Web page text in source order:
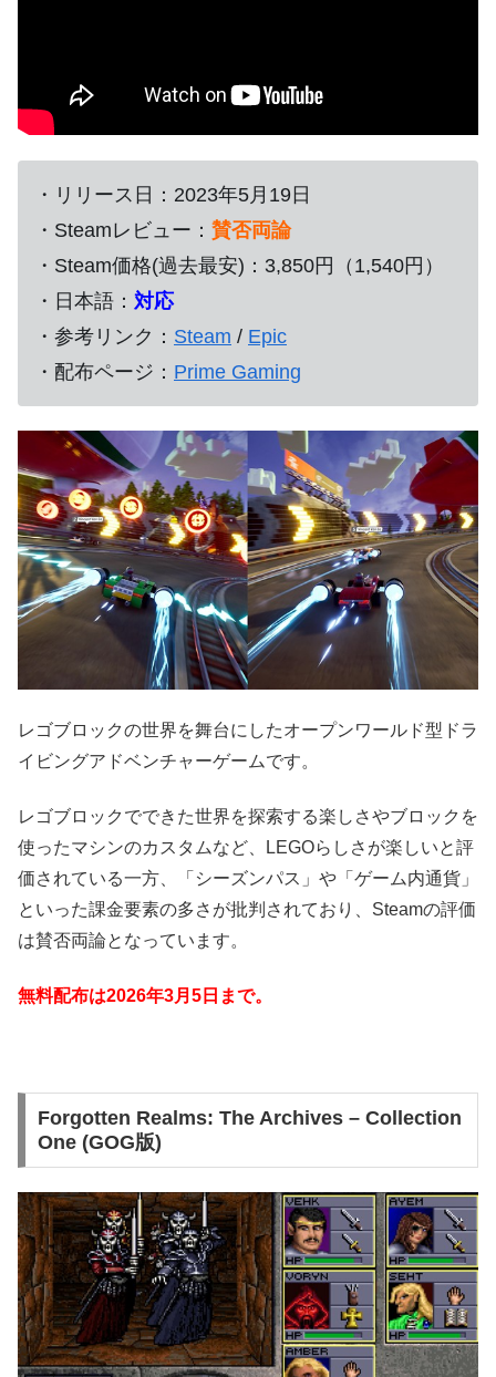
・リリース日：2023年5月19日
・Steamレビュー： 賛否両論
・Steam価格(過去最安)：3,850円（1,540円）
・日本語： 対応
・参考リンク： Steam / Epic
・配布ページ： Prime Gaming
レゴブロックの世界を舞台にしたオープンワールド型ドラ
イビングアドベンチャーゲームです。
レゴブロックでできた世界を探索する楽しさやブロックを
使ったマシンのカスタムなど、LEGOらしさが楽しいと評
価されている一方、「シーズンパス」や「ゲーム内通貨」
といった課金要素の多さが批判されており、Steamの評価
は賛否両論となっています。
無料配布は2026年3月5日 まで。
Forgotten Realms: The Archives – Collection
One (GOG版)